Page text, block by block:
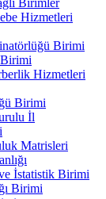
Hizmetleri
Birimi
Hizmetleri
Birimi
İl
Matrisleri
İstatistik Birimi
Birimi